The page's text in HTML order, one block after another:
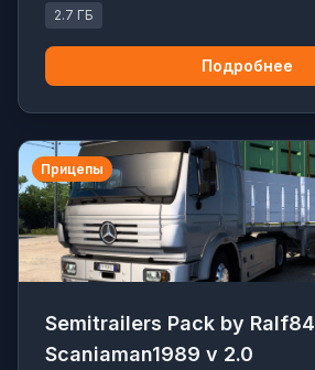
2.7 ГБ
Подробнее
Прицепы
Semitrailers Pack by Ralf84
Scaniaman1989 v 2.0